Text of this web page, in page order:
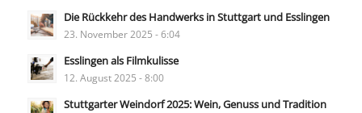
Die Rückkehr des Handwerks in Stuttgart und Esslingen
23. November 2025 - 6:04
Esslingen als Filmkulisse
12. August 2025 - 8:00
Stuttgarter Weindorf 2025: Wein, Genuss und Tradition